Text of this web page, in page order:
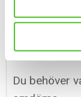
Omdömen